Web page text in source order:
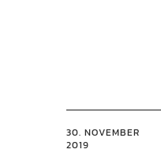
30. NOVEMBER
2019